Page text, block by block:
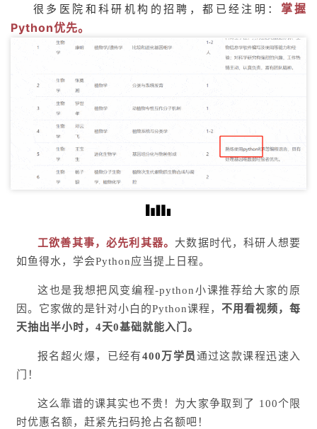
很多医院和科研机构的招聘，都已经注明： 掌握
Python优先。
工欲善其事，必先利其器。 大数据时代，科研人想要
如鱼得水，学会Python应当提上日程。
这也是我想把风变编程-python小课推荐给大家的原
因。它家做的是针对小白的Python课程， 不用看视频，每
天抽出半小时， 4天0基础就能入门。
报名超火爆，已经有400 万学员通过这款课程迅速入
门！
这么靠谱的课其实也不贵！为大家争取到了 100个限
时优惠名额，赶紧先扫码抢占名额吧！